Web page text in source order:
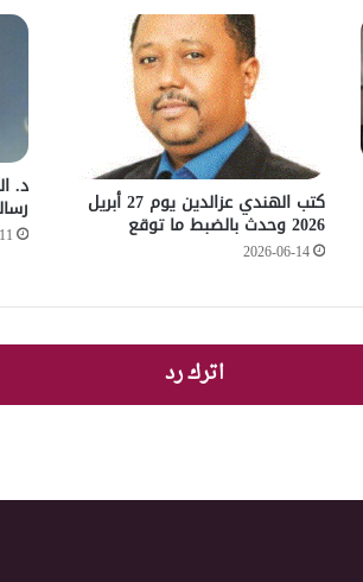
كتب الهندي عزالدين يوم 27 أبريل
2026 وحدث بالضبط ما توقع
2026-06-14
د.
اترك رد